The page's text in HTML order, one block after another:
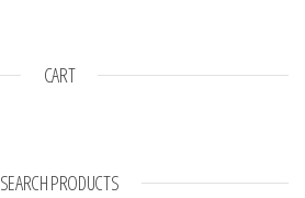
CART
SEARCH PRODUCTS